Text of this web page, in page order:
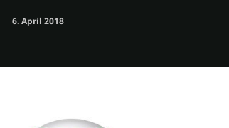
6. April 2018